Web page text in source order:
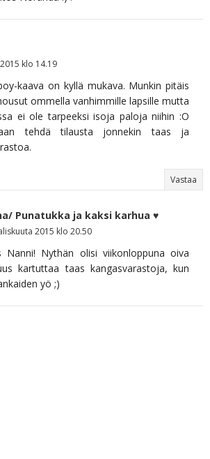
klo 14.19
kaava on kyllä mukava. Munkin pitäis
ommella vanhimmille lapsille mutta
ei ole tarpeeksi isoja paloja niihin :O
tehdä tilausta jonnekin taas ja
Vastaa
Punatukka ja kaksi karhua ♥
2015 klo 20.50
Nanni! Nythän olisi viikonloppuna oiva
kartuttaa taas kangasvarastoja, kun
yö ;)